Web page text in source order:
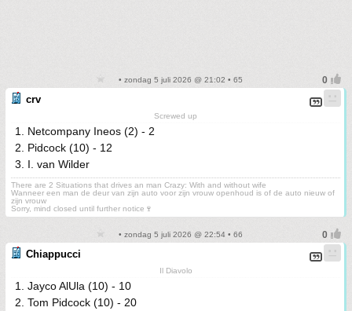
• zondag 5 juli 2026 @ 21:02 • 65
crv
Screwed up
1. Netcompany Ineos (2) - 2
2. Pidcock (10) - 12
3. I. van Wilder
There are 2 Situations that drives an man Crazy: With and without wife
Wanneer een man de deur van zijn auto voor zijn vrouw openhoud is of de auto nieuw of
zijn vrouw
Sorry, mind closed until further notice🍷
• zondag 5 juli 2026 @ 22:54 • 66
Chiappucci
Il Diavolo
1. Jayco AlUla (10) - 10
2. Tom Pidcock (10) - 20